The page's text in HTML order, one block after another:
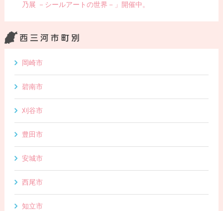
乃展 －シールアートの世界－」開催中。
岡崎市
碧南市
刈谷市
豊田市
安城市
西尾市
知立市